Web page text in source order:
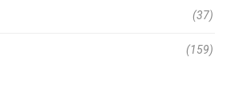
(37)
(159)